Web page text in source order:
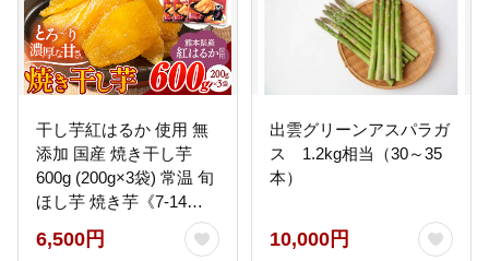
干し芋紅はるか 使用 無
添加 国産 焼き干し芋
600g (200g×3袋) 常温 旬
ほし芋 焼き芋《7-14日
以内に出荷予定(土日祝
除く)》 ---
6,500円
出雲グリーンアスパラガ
ス 1.2kg相当（30～35
本）
10,000円